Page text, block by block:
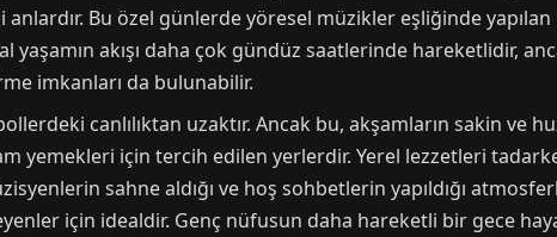
anlardır. Bu özel günlerde yöresel müzikler eşliğinde
yaşamın akışı daha çok gündüz saatlerinde hareketlidir,
imkanları da bulunabilir.
canlılıktan uzaktır. Ancak bu, akşamların sakin ve
yemekleri için tercih edilen yerlerdir. Yerel lezzetleri
sahne aldığı ve hoş sohbetlerin yapıldığı
için idealdir. Genç nüfusun daha hareketli bir gece